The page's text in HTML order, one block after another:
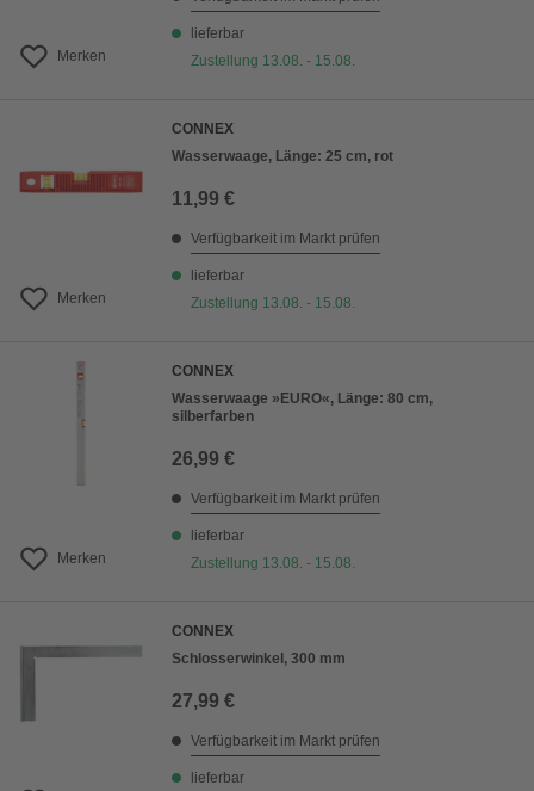
Merken
lieferbar
Zustellung 13.08. - 15.08.
Merken
CONNEX
Wasserwaage, Länge: 25 cm, rot
11,99 €
Verfügbarkeit im Markt prüfen
lieferbar
Zustellung 13.08. - 15.08.
Merken
CONNEX
Wasserwaage »EURO«, Länge: 80 cm,
silberfarben
26,99 €
Verfügbarkeit im Markt prüfen
lieferbar
Zustellung 13.08. - 15.08.
CONNEX
Schlosserwinkel, 300 mm
27,99 €
Verfügbarkeit im Markt prüfen
lieferbar